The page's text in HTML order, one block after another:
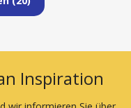
Inspiration